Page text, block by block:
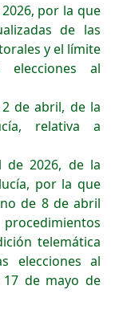
por la que
de las
y el límite
al
2 de abril, de la
relativa a
de 2026, de la
por la que
de 8 de abril
telemática
elecciones al
17 de mayo de